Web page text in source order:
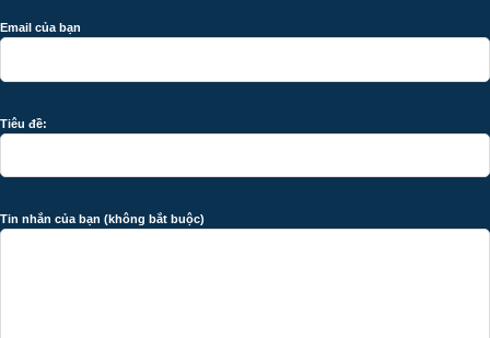
Email của bạn
Tiêu đề:
Tin nhắn của bạn (không bắt buộc)